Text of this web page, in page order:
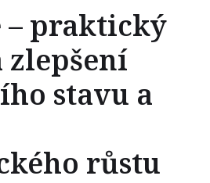
– praktický
zlepšení
stavu a
růstu